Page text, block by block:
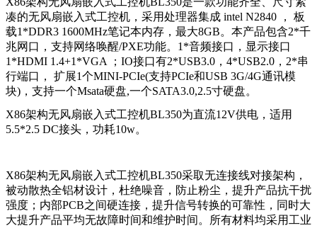
凑的无风扇嵌入式工控机，采用处理器集成 intel N2840 ， 板
载1*DDR3 1600MHz笔记本内存，最大8GB。本产品包含2*千
兆网口，支持网络唤醒/PXE功能。1*音频接口，显示接口
1*HDMI 1.4+1*VGA ；IO接口有2*USB3.0，4*USB2.0，2*串
行端口， 扩展1个MINI-PCIe(支持PCIe和USB 3G/4G通讯模
块)，支持一个Msata硬盘,一个SATA3.0,2.5寸硬盘。
X86架构无风扇嵌入式工控机BL350为直流12V供电，适用
5.5*2.5 DC接头，功耗10w。
X86架构无风扇嵌入式工控机BL350采取无连接线对接架构，
被动散热全铝材设计，杜绝噪音，防止粉尘，提升产品抗干扰
强度；内部PCB之间硬连接，提升信号转换的可靠性，同时大
大提升产品平均无故障时间和维护时间。所有材料均采用工业